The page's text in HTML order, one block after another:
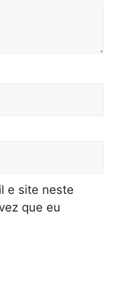
e site neste
que eu